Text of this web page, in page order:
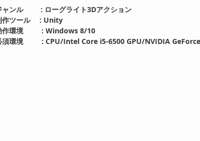
ャンル : ローグライト3Dアクション
作ツール : Unity
作環境 : Windows 8/10
須環境 : CPU/Intel Core i5-6500 GPU/NVIDIA GeForce